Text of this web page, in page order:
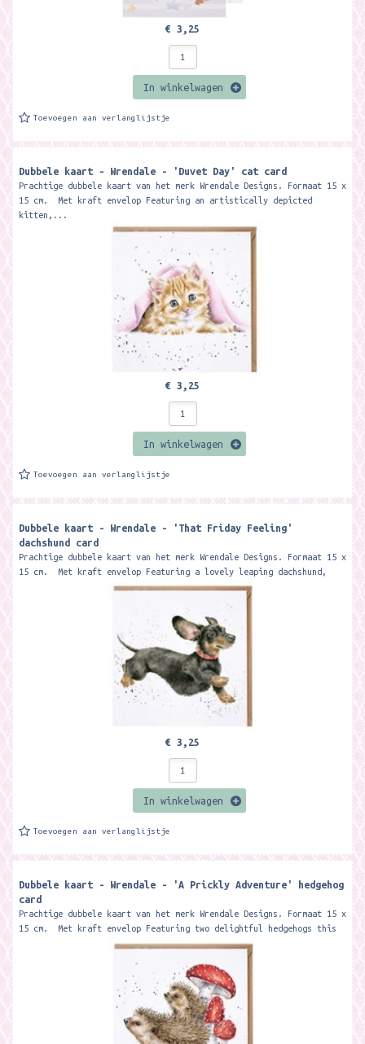
€ 3,25
In winkelwagen
Toevoegen aan verlanglijstje
Dubbele kaart - Wrendale - 'Duvet Day' cat card
Prachtige dubbele kaart van het merk Wrendale Designs. Formaat 15 x
15 cm. Met kraft envelop Featuring an artistically depicted
kitten,...
€ 3,25
In winkelwagen
Toevoegen aan verlanglijstje
Dubbele kaart - Wrendale - 'That Friday Feeling'
dachshund card ​
Prachtige dubbele kaart van het merk Wrendale Designs. Formaat 15 x
15 cm. Met kraft envelop Featuring a lovely leaping dachshund,
€ 3,25
In winkelwagen
Toevoegen aan verlanglijstje
Dubbele kaart - Wrendale - 'A Prickly Adventure' hedgehog
card
Prachtige dubbele kaart van het merk Wrendale Designs. Formaat 15 x
15 cm. Met kraft envelop Featuring two delightful hedgehogs this